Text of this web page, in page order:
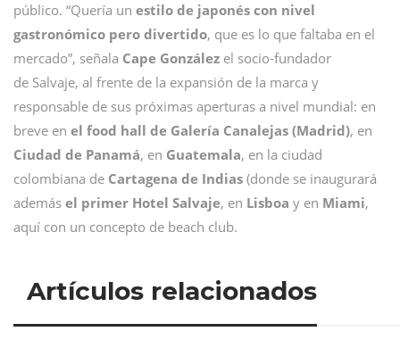
público. “Quería un estilo de japonés con nivel
gastronómico pero divertido, que es lo que faltaba en el
mercado”, señala Cape González el socio-fundador
de Salvaje, al frente de la expansión de la marca y
responsable de sus próximas aperturas a nivel mundial: en
breve en el food hall de Galería Canalejas (Madrid), en
Ciudad de Panamá, en Guatemala, en la ciudad
colombiana de Cartagena de Indias (donde se inaugurará
además el primer Hotel Salvaje, en Lisboa y en Miami,
aquí con un concepto de beach club.
Artículos relacionados